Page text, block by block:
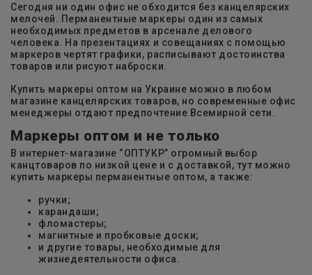
Сегодня ни один офис не обходится без канцелярских
мелочей. Перманентные маркеры один из самых
необходимых предметов в арсенале делового
человека. На презентациях и совещаниях с помощью
маркеров чертят графики, расписывают достоинства
товаров или рисуют наброски.
Купить маркеры оптом на Украине можно в любом
магазине канцелярских товаров, но современные офис
менеджеры отдают предпочтение Всемирной сети.
Маркеры оптом и не только
В интернет-магазине “ОПТУКР” огромный выбор
канцтоваров по низкой цене и с доставкой, тут можно
купить маркеры перманентные оптом, а также:
ручки;
карандаши;
фломастеры;
магнитные и пробковые доски;
и другие товары, необходимые для
жизнедеятельности офиса.